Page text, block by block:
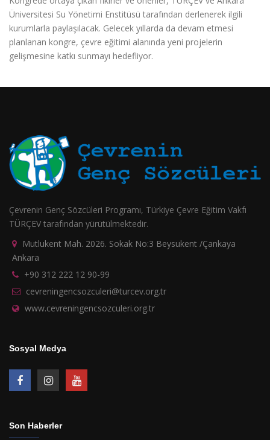
Üniversitesi Su Yönetimi Enstitüsü tarafından derlenerek ilgili
kurumlarla paylaşılacak. Gelecek yıllarda da devam etmesi
planlanan kongre, çevre eğitimi alanında yeni projelerin
gelişmesine katkı sunmayı hedefliyor.
Çevrenin Genç Sözcüleri Programı, Türkiye Çevre Eğitim Vakfı
TÜRÇEV tarafından yürütülmektedir.
Mutlukent Mah. 2026. Sokak No:3 Beysukent /Çankaya
Ankara
+90 312 222 12 90-99
cevreningencsozculeri@turcev.org.tr
www.cevreningencsozculeri.org.tr
Sosyal Medya
Son Haberler